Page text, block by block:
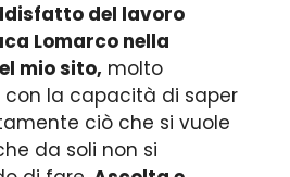
del lavoro
Lomarco nella
mio sito, molto
con la capacità di saper
ciò che si vuole
da soli non si